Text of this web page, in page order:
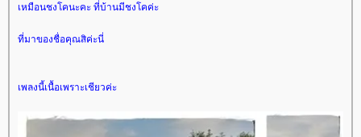
เหมือนชงโคนะคะ ที่บ้านมีชงโคค่ะ
ที่มาของชื่อคุณสิค่ะนี่
เพลงนี้เนื้อเพราะเชียวค่ะ